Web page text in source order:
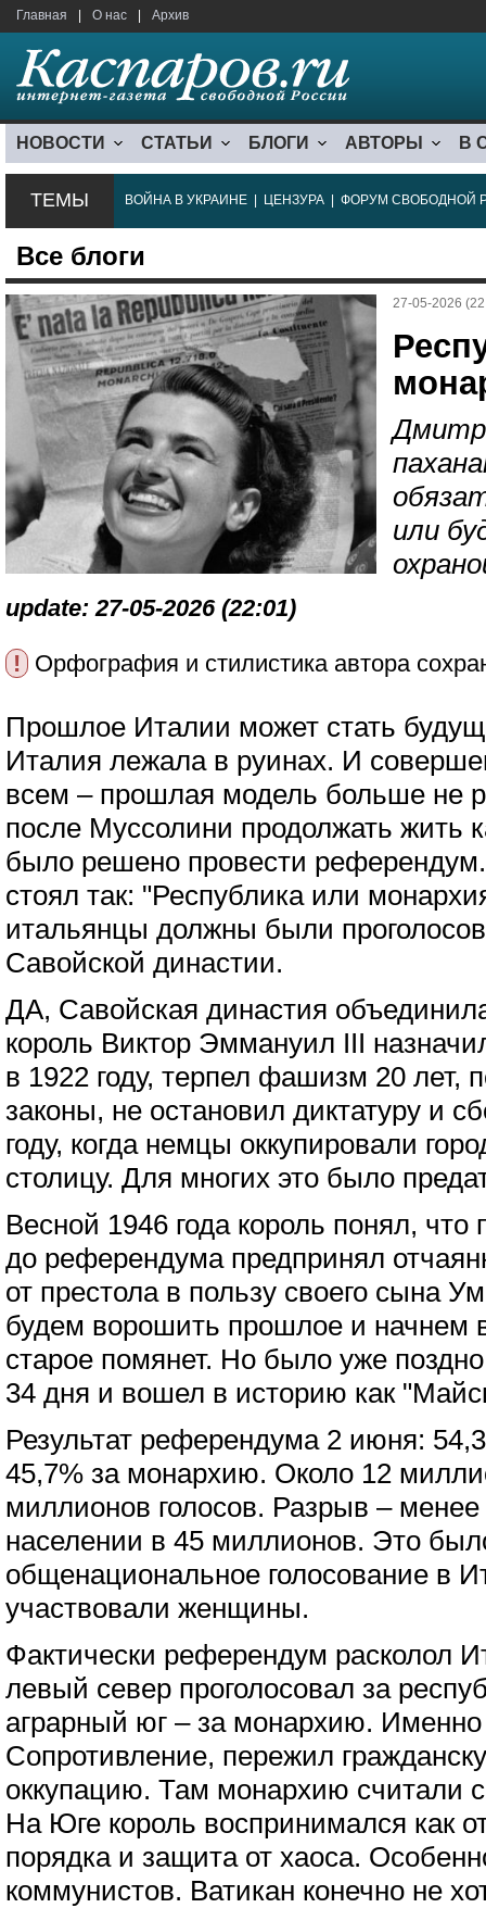
Главная О нас Архив
НОВОСТИ СТАТЬИ БЛОГИ АВТОРЫ В
ТЕМЫ ВОЙНА В УКРАИНЕ ЦЕНЗУРА ФОРУМ СВОБОДНОЙ
Все блоги
27-05-2026
или
update: 27-05-2026 (22:01)
! Орфография и стилистика автора
Прошлое Италии может стать
Италия лежала в руинах. И
всем – прошлая модель больше не
после Муссолини продолжать жить
было решено провести
стоял так: "Республика или
итальянцы должны были
Савойской династии.
ДА, Савойская династия
король Виктор Эммануил III
в 1922 году, терпел фашизм 20 лет,
законы, не остановил диктатуру и
году, когда немцы оккупировали
столицу. Для многих это было
Весной 1946 года король понял,
до референдума предпринял
от престола в пользу своего сына
будем ворошить прошлое и начнем
старое помянет. Но было уже
34 дня и вошел в историю как
Результат референдума 2 июня:
45,7% за монархию. Около 12
миллионов голосов. Разрыв –
населении в 45 миллионов. Это
общенациональное голосование в
участвовали женщины.
Фактически референдум расколол
левый север проголосовал за
аграрный юг – за монархию. Именно
Сопротивление, пережил
оккупацию. Там монархию считали
На Юге король воспринимался как
порядка и защита от хаоса.
коммунистов. Ватикан конечно не